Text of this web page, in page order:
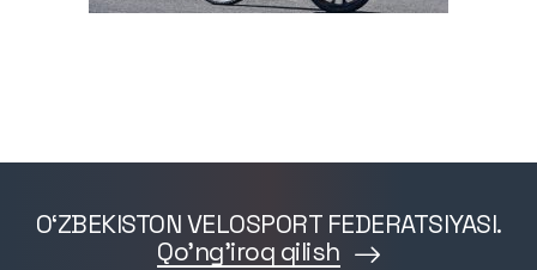
O‘ZBEKISTON VELOSPORT FEDERATSIYASI.
Qo'ng'iroq qilish